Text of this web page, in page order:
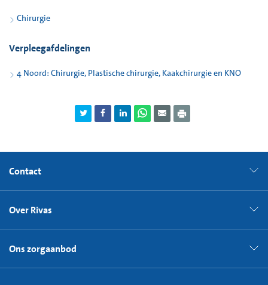
Chirurgie
Verpleegafdelingen
4 Noord: Chirurgie, Plastische chirurgie, Kaakchirurgie en KNO
Contact
Over Rivas
Ons zorgaanbod